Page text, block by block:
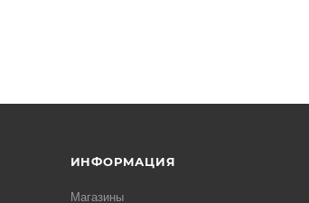
ИНФОРМАЦИЯ
Магазины